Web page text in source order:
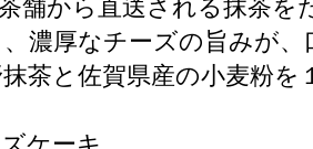
舗から直送される抹茶を
濃厚なチーズの旨みが、
茶と佐賀県産の小麦粉を